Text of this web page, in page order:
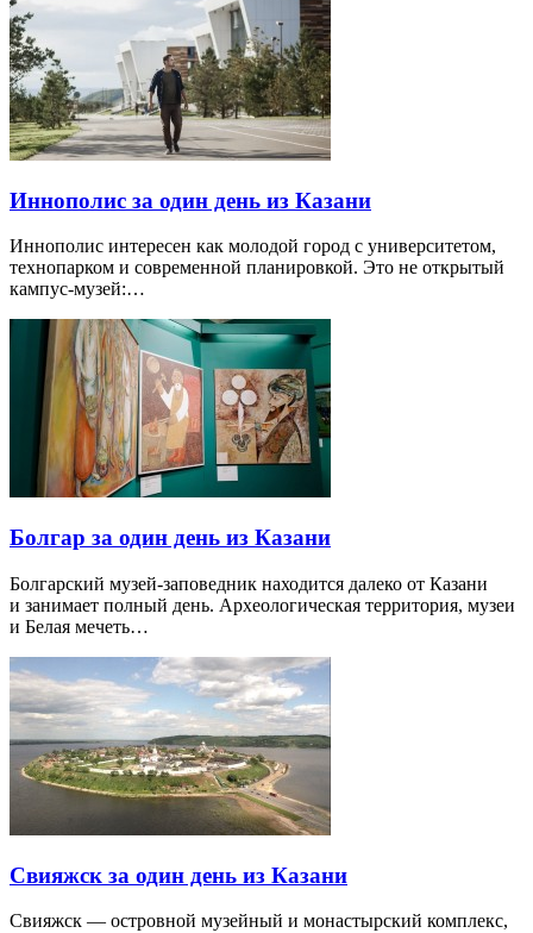
Иннополис за один день из Казани
Иннополис интересен как молодой город с университетом,
технопарком и современной планировкой. Это не открытый
кампус-музей:…
Болгар за один день из Казани
Болгарский музей-заповедник находится далеко от Казани
и занимает полный день. Археологическая территория, музеи
и Белая мечеть…
Свияжск за один день из Казани
Свияжск — островной музейный и монастырский комплекс,